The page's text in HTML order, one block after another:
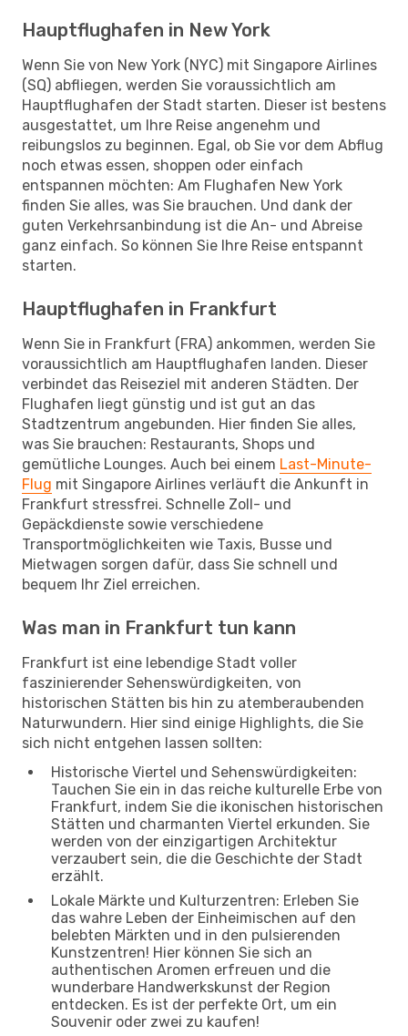
Hauptflughafen in New York
Wenn Sie von New York (NYC) mit Singapore Airlines
(SQ) abfliegen, werden Sie voraussichtlich am
Hauptflughafen der Stadt starten. Dieser ist bestens
ausgestattet, um Ihre Reise angenehm und
reibungslos zu beginnen. Egal, ob Sie vor dem Abflug
noch etwas essen, shoppen oder einfach
entspannen möchten: Am Flughafen New York
finden Sie alles, was Sie brauchen. Und dank der
guten Verkehrsanbindung ist die An- und Abreise
ganz einfach. So können Sie Ihre Reise entspannt
starten.
Hauptflughafen in Frankfurt
Wenn Sie in Frankfurt (FRA) ankommen, werden Sie
voraussichtlich am Hauptflughafen landen. Dieser
verbindet das Reiseziel mit anderen Städten. Der
Flughafen liegt günstig und ist gut an das
Stadtzentrum angebunden. Hier finden Sie alles,
was Sie brauchen: Restaurants, Shops und
gemütliche Lounges. Auch bei einem Last-Minute-
Flug mit Singapore Airlines verläuft die Ankunft in
Frankfurt stressfrei. Schnelle Zoll- und
Gepäckdienste sowie verschiedene
Transportmöglichkeiten wie Taxis, Busse und
Mietwagen sorgen dafür, dass Sie schnell und
bequem Ihr Ziel erreichen.
Was man in Frankfurt tun kann
Frankfurt ist eine lebendige Stadt voller
faszinierender Sehenswürdigkeiten, von
historischen Stätten bis hin zu atemberaubenden
Naturwundern. Hier sind einige Highlights, die Sie
sich nicht entgehen lassen sollten:
Historische Viertel und Sehenswürdigkeiten:
Tauchen Sie ein in das reiche kulturelle Erbe von
Frankfurt, indem Sie die ikonischen historischen
Stätten und charmanten Viertel erkunden. Sie
werden von der einzigartigen Architektur
verzaubert sein, die die Geschichte der Stadt
erzählt.
Lokale Märkte und Kulturzentren: Erleben Sie
das wahre Leben der Einheimischen auf den
belebten Märkten und in den pulsierenden
Kunstzentren! Hier können Sie sich an
authentischen Aromen erfreuen und die
wunderbare Handwerkskunst der Region
entdecken. Es ist der perfekte Ort, um ein
Souvenir oder zwei zu kaufen!